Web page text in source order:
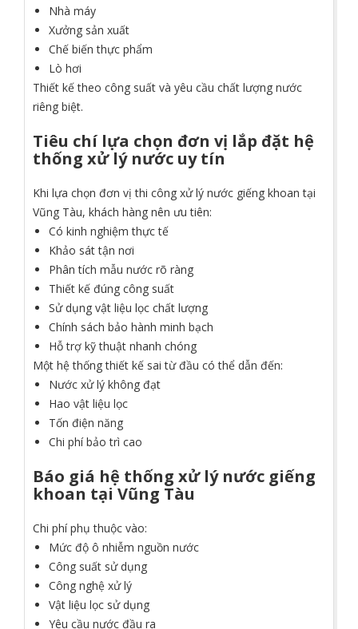
Nhà máy
Xưởng sản xuất
Chế biến thực phẩm
Lò hơi
Thiết kế theo công suất và yêu cầu chất lượng nước
riêng biệt.
Tiêu chí lựa chọn đơn vị lắp đặt hệ
thống xử lý nước uy tín
Khi lựa chọn đơn vị thi công xử lý nước giếng khoan tại
Vũng Tàu, khách hàng nên ưu tiên:
Có kinh nghiệm thực tế
Khảo sát tận nơi
Phân tích mẫu nước rõ ràng
Thiết kế đúng công suất
Sử dụng vật liệu lọc chất lượng
Chính sách bảo hành minh bạch
Hỗ trợ kỹ thuật nhanh chóng
Một hệ thống thiết kế sai từ đầu có thể dẫn đến:
Nước xử lý không đạt
Hao vật liệu lọc
Tốn điện năng
Chi phí bảo trì cao
Báo giá hệ thống xử lý nước giếng
khoan tại Vũng Tàu
Chi phí phụ thuộc vào:
Mức độ ô nhiễm nguồn nước
Công suất sử dụng
Công nghệ xử lý
Vật liệu lọc sử dụng
Yêu cầu nước đầu ra